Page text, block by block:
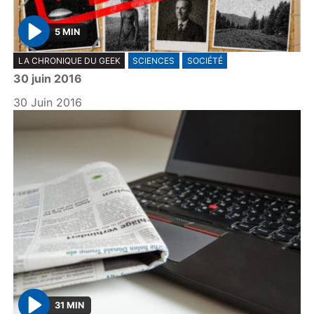
P
l
a
y
5 MIN
LA CHRONIQUE DU GEEK SCIENCES SOCIÉTÉ
30 juin 2016
30 Juin 2016
31 MIN